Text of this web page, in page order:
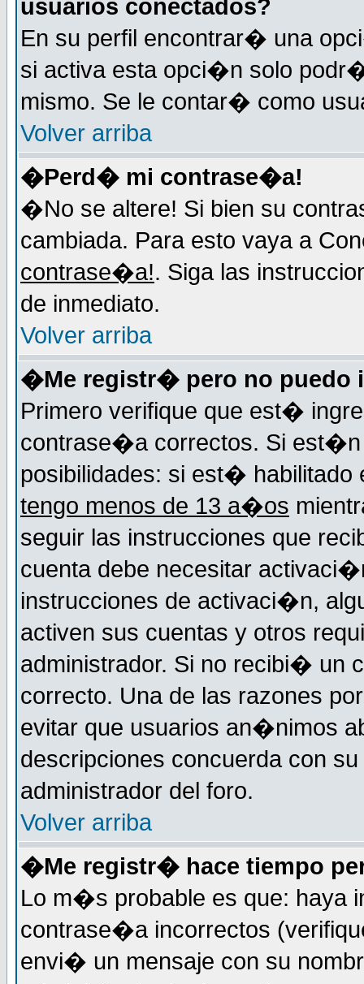
usuarios conectados?
En su perfil encontrar� una
si activa esta opci�n solo
mismo. Se le contar� como
Volver arriba
�Perd� mi contrase�a!
�No se altere! Si bien su
cambiada. Para esto vaya a
contrase�a!. Siga las
de inmediato.
Volver arriba
�Me registr� pero no puedo
Primero verifique que est�
contrase�a correctos. Si est�n
posibilidades: si est�
tengo menos de 13 a�os
seguir las instrucciones que
cuenta debe necesitar
instrucciones de activaci�n,
activen sus cuentas y otros
administrador. Si no recibi� un
correcto. Una de las razones
evitar que usuarios an�nimos
descripciones concuerda con
administrador del foro.
Volver arriba
�Me registr� hace tiempo
Lo m�s probable es que: haya
contrase�a incorrectos
envi� un mensaje con su